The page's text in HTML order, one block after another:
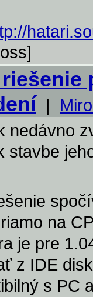
|
nedávno
stavbe
na
je pre
z IDE
s PC